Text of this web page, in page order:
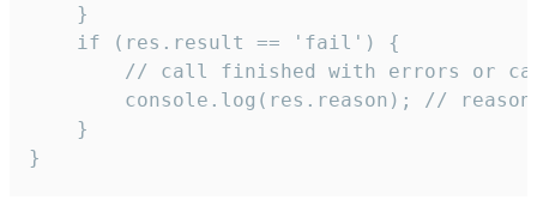
    }
    if (res.result == 'fail') {
// call finished with errors or
console.log(res.reason); //
    }
}